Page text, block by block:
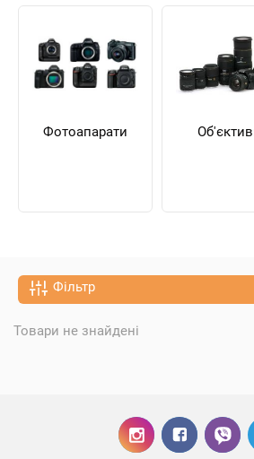
Фотоапарати
Фільтр
Товари не знайдені